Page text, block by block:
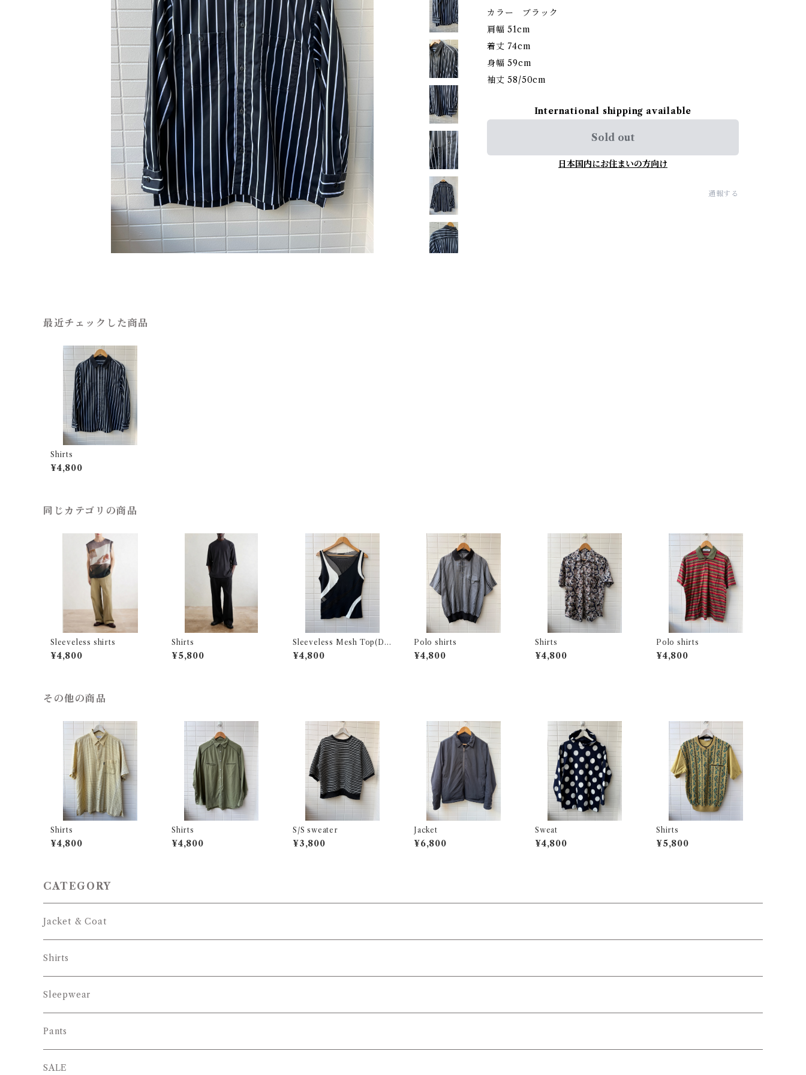
カラー ブラック
肩幅 51cm
着丈 74cm
身幅 59cm
袖丈 58/50cm
International shipping available
Sold out
日本国内にお住まいの方向け
通報する
最近チェックした商品
Shirts
¥4,800
同じカテゴリの商品
Sleeveless shirts
¥4,800
Shirts
¥5,800
Sleeveless Mesh Top(DK
NY)
¥4,800
Polo shirts
¥4,800
Shirts
¥4,800
Polo shirts
¥4,800
その他の商品
Shirts
¥4,800
Shirts
¥4,800
S/S sweater
¥3,800
Jacket
¥6,800
Sweat
¥4,800
Shirts
¥5,800
CATEGORY
Jacket & Coat
Shirts
Sleepwear
Pants
SALE